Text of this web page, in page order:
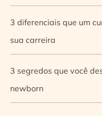
3 diferenciais que um
sua carreira
3 segredos que você
newborn